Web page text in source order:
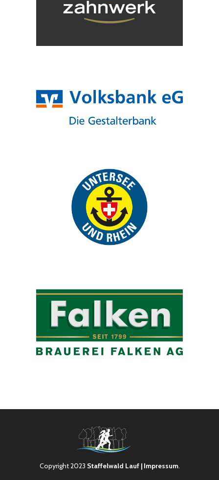
Copyright 2023 Staffelwald Lauf| Impressum.